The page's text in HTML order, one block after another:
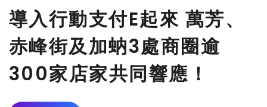
導入行動支付E起來 萬芳、
赤峰街及加蚋3處商圈逾
300家店家共同響應！